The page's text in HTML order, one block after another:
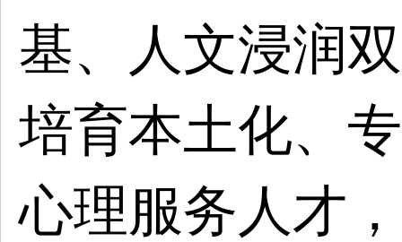
基、人文浸润
培育本土化、
心理服务人才